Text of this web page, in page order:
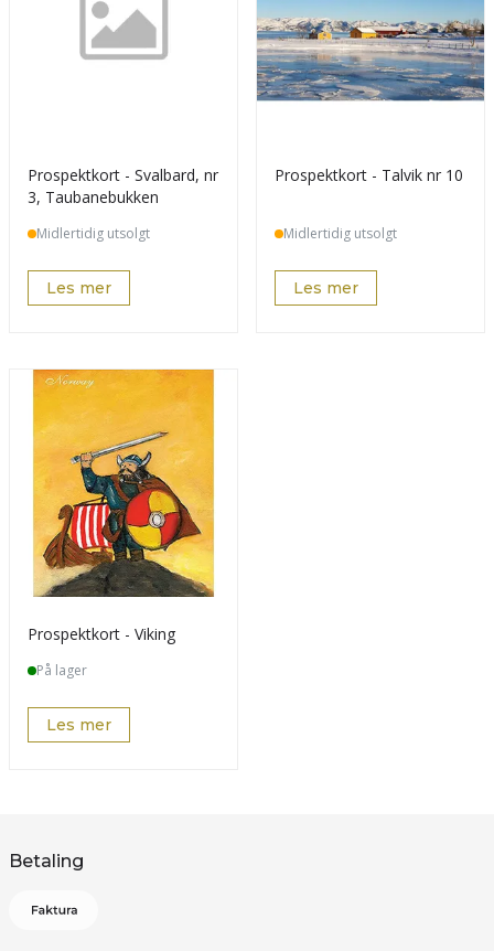
Prospektkort - Svalbard, nr
3, Taubanebukken
Midlertidig utsolgt
Les mer
Prospektkort - Talvik nr 10
Midlertidig utsolgt
Les mer
Prospektkort - Viking
På lager
Les mer
Betaling